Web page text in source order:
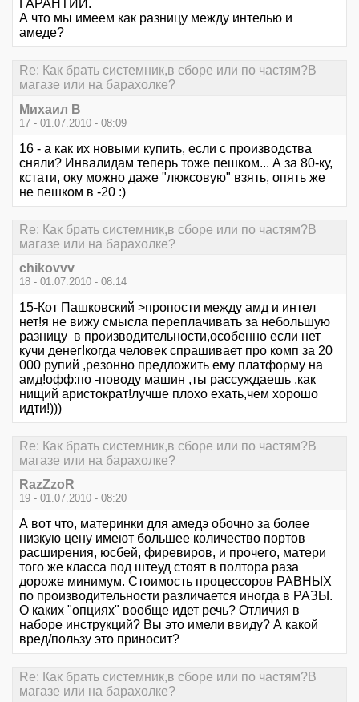
ГАРАНТИЙ.
А что мы имеем как разницу между интелью и
амеде?
Re: Как брать системник,в сборе или по частям?В
магазе или на барахолке?
Михаил В
17 - 01.07.2010 - 08:09
16 - а как их новыми купить, если с производства
сняли? Инвалидам теперь тоже пешком... А за 80-ку,
кстати, оку можно даже "люксовую" взять, опять же
не пешком в -20 :)
Re: Как брать системник,в сборе или по частям?В
магазе или на барахолке?
chikovvv
18 - 01.07.2010 - 08:14
15-Кот Пашковский >пропости между амд и интел
нет!я не вижу смысла переплачивать за небольшую
разницу в производительности,особенно если нет
кучи денег!когда человек спрашивает про комп за 20
000 рупий ,резонно предложить ему платформу на
амд!офф:по -поводу машин ,ты рассуждаешь ,как
нищий аристократ!лучше плохо ехать,чем хорошо
идти!)))
Re: Как брать системник,в сборе или по частям?В
магазе или на барахолке?
RazZzoR
19 - 01.07.2010 - 08:20
А вот что, материнки для амедэ обочно за более
низкую цену имеют большее количество портов
расширения, юсбей, фиревиров, и прочего, матери
того же класса под штеуд стоят в полтора раза
дороже минимум. Стоимость процессоров РАВНЫХ
по производительности различается иногда в РАЗЫ.
О каких "опциях" вообще идет речь? Отличия в
наборе инструкций? Вы это имели ввиду? А какой
вред/пользу это приносит?
Re: Как брать системник,в сборе или по частям?В
магазе или на барахолке?